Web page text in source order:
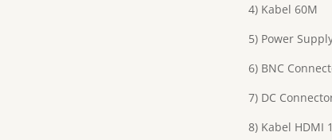
4) Kabel 60M
5) Power
6) BNC
7) DC
8) Kabel HDMI